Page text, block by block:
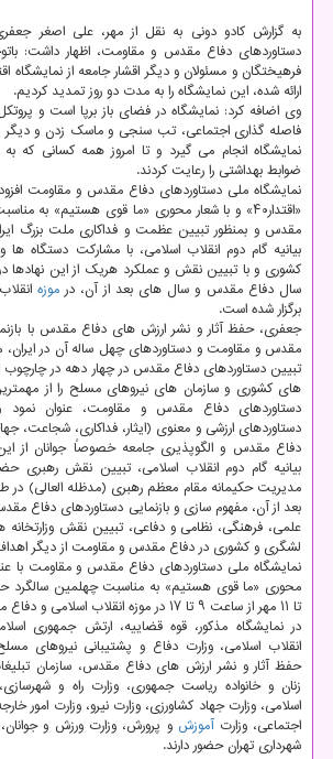
به گزارش کادو دونی به نقل از مهر، علی اصغر
دستاوردهای دفاع مقدس و مقاومت، اظهار داشت:
ارائه شده، این نمایشگاه را به مدت دو روز تمدید کردیم.
وی اضافه کرد: نمایشگاه در فضای باز برپا است و
فاصله گذاری اجتماعی، تب سنجی و ماسک زدن و دیگر
نمایشگاه انجام می گیرد و تا امروز همه کسانی که به
ضوابط بهداشتی را رعایت کردند.
نمایشگاه ملی دستاوردهای دفاع مقدس و مقاومت
«اقتدار۴۰» و با شعار محوری «ما قوی هستیم» به
مقدس و بمنظور تبیین عظمت و فداکاری ملت بزرگ
بیانیه گام دوم انقلاب اسلامی، با مشارکت دستگاه
کشوری و با تبیین نقش و عملکرد هریک از این
سال دفاع مقدس و سال های بعد از آن، درموزه
برگزار شده است.
جعفری، حفظ آثار و نشر ارزش های دفاع مقدس با
مقدس و مقاومت و دستاوردهای چهل ساله آن در
تبیین دستاوردهای دفاع مقدس در چهار دهه در چارچوب
های کشوری و سازمان های نیروهای مسلح را از
دستاوردهای دفاع مقدس و مقاومت، عنوان نمود
دستاوردهای ارزشی و معنوی (ایثار، فداکاری، شجاعت،
دفاع مقدس و الگوپذیری جامعه خصوصاً جوانان از
بیانیه گام دوم انقلاب اسلامی، تبیین نقش رهبری
مدیریت حکیمانه مقام معظم رهبری (مدظله العالی)
بعد از آن، مفهوم سازی و بازنمایی دستاوردهای دفاع
علمی، فرهنگی، نظامی و دفاعی، تبیین نقش وزارتخانه
لشگری و کشوری در دفاع مقدس و مقاومت از دیگر
تا ۱۱ مهر از ساعت ۹ تا ۱۷ در موزه انقلاب اسلامی و دفاع مقدس برپا است.
در نمایشگاه مذکور، قوه قضاییه، ارتش جمهوری
انقلاب اسلامی، وزارت دفاع و پشتیبانی نیروهای
حفظ آثار و نشر ارزش های دفاع مقدس، سازمان
زنان و خانواده ریاست جمهوری، وزارت راه و
اسلامی، وزارت جهاد کشاورزی، وزارت نیرو، وزارت امور
اجتماعی، وزارتآموزش و پرورش، وزارت ورزش و
شهرداری تهران حضور دارند.